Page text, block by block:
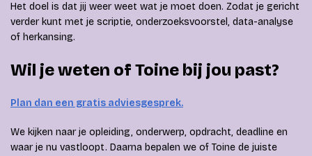
Het doel is dat jij weer weet wat je moet doen. Zodat je gericht
verder kunt met je scriptie, onderzoeksvoorstel, data-analyse
of herkansing.
Wil je weten of Toine bij jou past?
Plan dan een gratis adviesgesprek.
We kijken naar je opleiding, onderwerp, opdracht, deadline en
waar je nu vastloopt. Daarna bepalen we of Toine de juiste